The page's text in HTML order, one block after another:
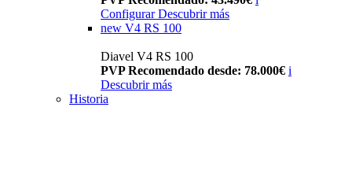
Configurar Descubrir más
new V4 RS 100
Diavel V4 RS 100
PVP Recomendado desde: 78.000€ i
Descubrir más
Historia